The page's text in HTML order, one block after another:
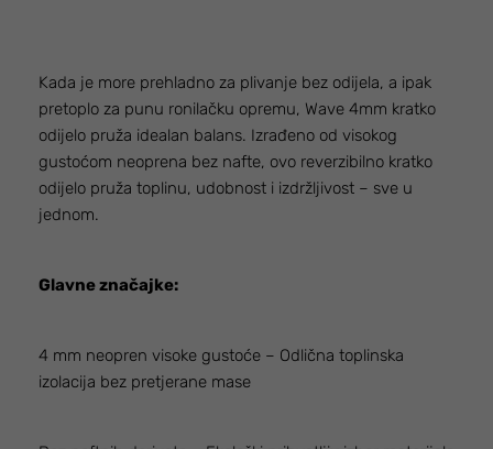
Kada je more prehladno za plivanje bez odijela, a ipak
pretoplo za punu ronilačku opremu, Wave 4mm kratko
odijelo pruža idealan balans. Izrađeno od visokog
gustoćom neoprena bez nafte, ovo reverzibilno kratko
odijelo pruža toplinu, udobnost i izdržljivost – sve u
jednom.
Glavne značajke:
4 mm neopren visoke gustoće – Odlična toplinska
izolacija bez pretjerane mase